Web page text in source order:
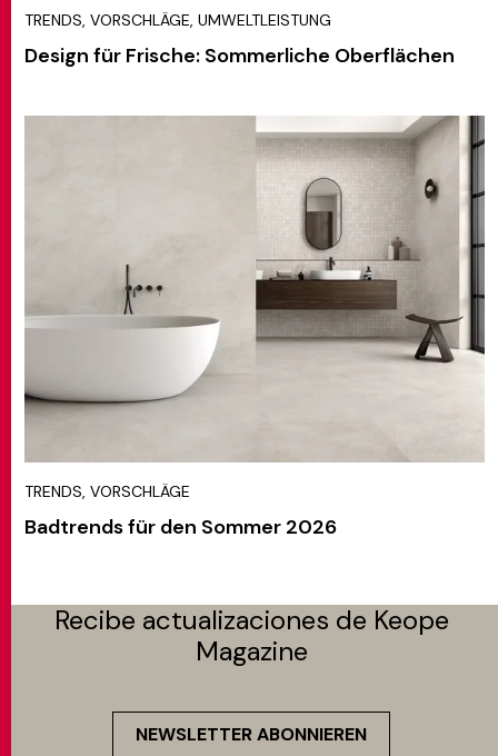
TRENDS, VORSCHLÄGE, UMWELTLEISTUNG
Design für Frische: Sommerliche Oberflächen
TRENDS, VORSCHLÄGE
Badtrends für den Sommer 2026
Recibe actualizaciones de Keope
Magazine
NEWSLETTER ABONNIEREN